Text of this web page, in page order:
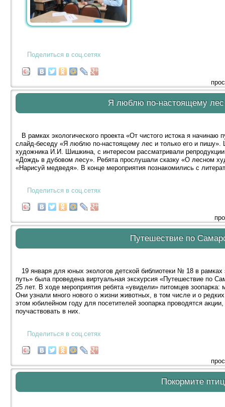
Поделиться в соц.сетях
Я люблю по-настоящему лес
В рамках экологического проекта «От чистого истока я начинаю
слайд-беседу «Я люблю по-настоящему лес и только его и пишу».
художника И.И. Шишкина, с интересом рассматривали
«Дождь в дубовом лесу». Ребята прослушали сказку «О лесном
«Нарисуй медведя». В конце мероприятия познакомились с
Поделиться в соц.сетях
Путешествие по
19 января для юных экологов детской библиотеки № 18 в рамках
путь» была проведена виртуальная экскурсия «Путешествие по
25 лет. В ходе мероприятия ребята «увидели» питомцев
Они узнали много нового о жизни животных, в том числе и о
этом юбилейном году для посетителей зоопарка проводятся
поучаствовать в них.
Поделиться в соц.сетях
Покормите